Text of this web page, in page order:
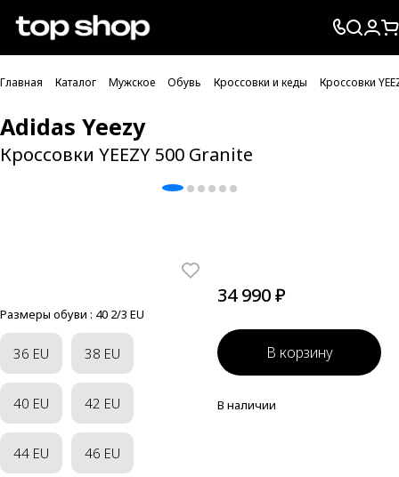
Проверка хлебных крошек
Главная Каталог Мужское Обувь Кроссовки и кеды Кроссовки
Adidas Yeezy
Кроссовки YEEZY 500 Granite
Размеры обуви : 40 2/3 EU
36 EU 38 EU
40 EU 42 EU
44 EU 46 EU
34 990 ₽
В корзину
В наличии